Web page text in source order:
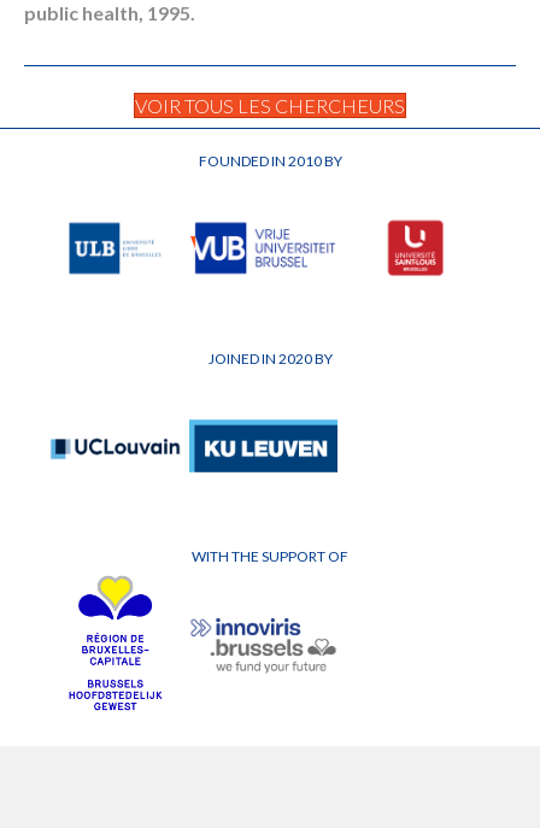
public health, 1995.
VOIR TOUS LES CHERCHEURS
FOUNDED IN 2010 BY
JOINED IN 2020 BY
WITH THE SUPPORT OF